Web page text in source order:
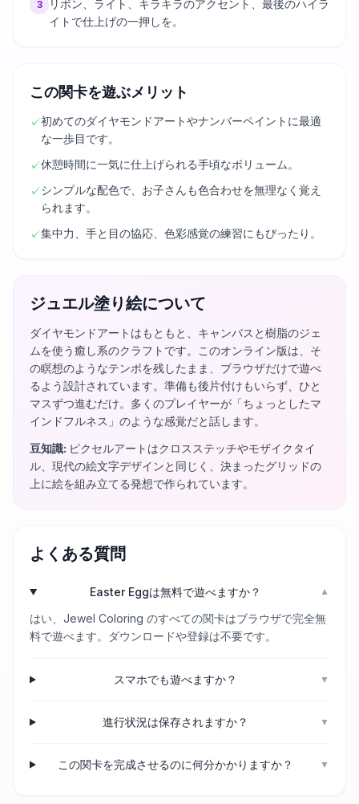
3
リボン、ライト、キラキラのアクセント、最後のハイラ
イトで仕上げの一押しを。
この関卡を遊ぶメリット
✓初めてのダイヤモンドアートやナンバーペイントに最適
な一歩目です。
✓休憩時間に一気に仕上げられる手頃なボリューム。
✓シンプルな配色で、お子さんも色合わせを無理なく覚え
られます。
✓集中力、手と目の協応、色彩感覚の練習にもぴったり。
ジュエル塗り絵について
ダイヤモンドアートはもともと、キャンバスと樹脂のジェ
ムを使う癒し系のクラフトです。このオンライン版は、そ
の瞑想のようなテンポを残したまま、ブラウザだけで遊べ
るよう設計されています。準備も後片付けもいらず、ひと
マスずつ進むだけ。多くのプレイヤーが「ちょっとしたマ
インドフルネス」のような感覚だと話します。
豆知識: ピクセルアートはクロスステッチやモザイクタイ
ル、現代の絵文字デザインと同じく、決まったグリッドの
上に絵を組み立てる発想で作られています。
よくある質問
Easter Eggは無料で遊べますか？ ▼
はい、Jewel Coloring のすべての関卡はブラウザで完全無
料で遊べます。ダウンロードや登録は不要です。
スマホでも遊べますか？ ▼
進行状況は保存されますか？ ▼
この関卡を完成させるのに何分かかりますか？ ▼